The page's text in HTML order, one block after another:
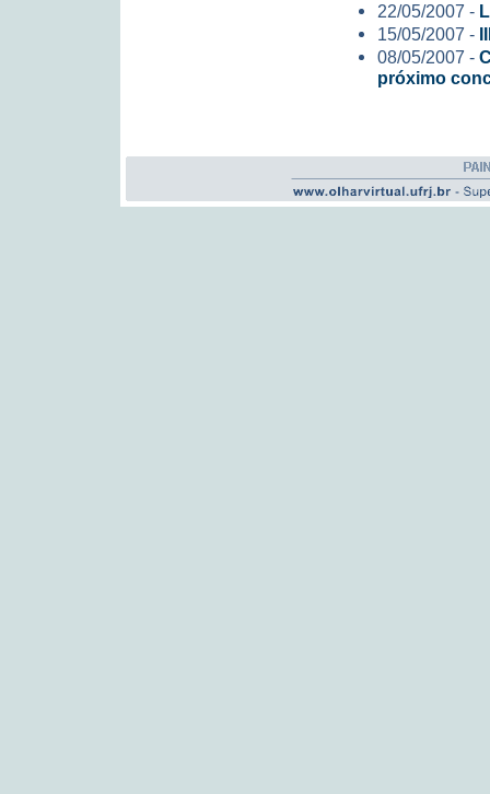
22/05/2007 -
15/05/2007 -
08/05/2007 -
próximo